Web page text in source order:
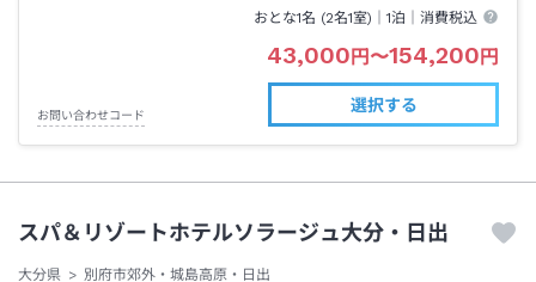
おとな1名 (2名1室)｜1泊 ｜消費税込
43,000 円 〜154,200 円
お問い合わせコード
選択する
スパ＆リゾートホテルソラージュ大分・日出
大分県
別府市郊外・城島高原・日出